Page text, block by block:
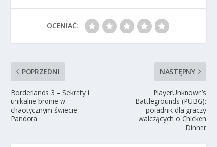
OCENIAĆ:
POPRZEDNI
Borderlands 3 – Sekrety i
unikalne bronie w
chaotycznym świecie
Pandora
NASTĘPNY
PlayerUnknown’s
Battlegrounds (PUBG):
poradnik dla graczy
walczących o Chicken
Dinner